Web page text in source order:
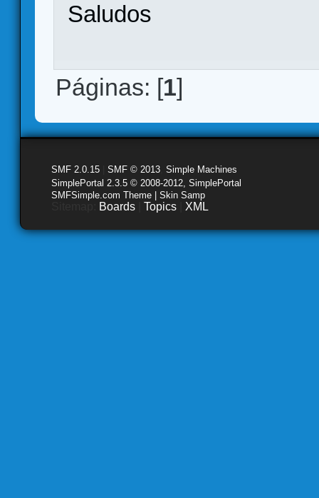
Saludos
Páginas: [1]
SMF 2.0.15 SMF © 2013 Simple Machines
SimplePortal 2.3.5 © 2008-2012, SimplePortal
SMFSimple.com Theme | Skin Samp
Boards Topics XML